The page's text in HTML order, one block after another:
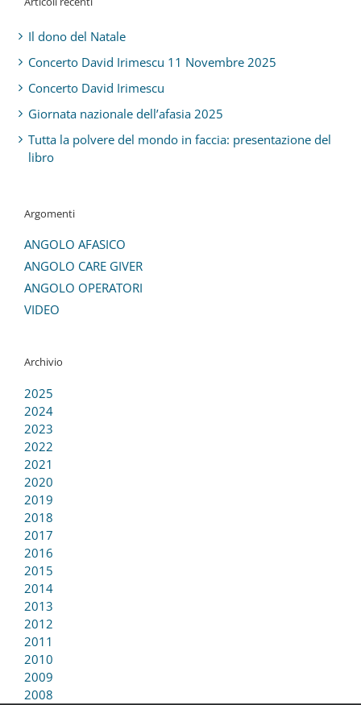
Il dono del Natale
Concerto David Irimescu 11 Novembre 2025
Concerto David Irimescu
Giornata nazionale dell’afasia 2025
Tutta la polvere del mondo in faccia: presentazione del
libro
Argomenti
ANGOLO AFASICO
ANGOLO CARE GIVER
ANGOLO OPERATORI
VIDEO
Archivio
2025
2024
2023
2022
2021
2020
2019
2018
2017
2016
2015
2014
2013
2012
2011
2010
2009
2008